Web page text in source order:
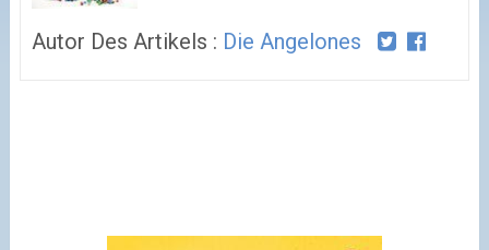
Autor Des Artikels : Die Angelones